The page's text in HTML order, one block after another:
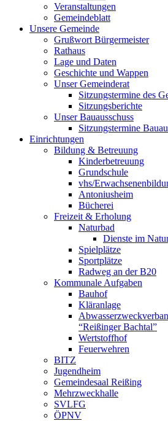
Veranstaltungen
Gemeindeblatt
Unsere Gemeinde
Grußwort Bürgermeister
Rathaus
Lage und Daten
Geschichte und Wappen
Unser Gemeinderat
Sitzungstermine des
Sitzungsberichte
Unser Bauausschuss
Sitzungstermine
Einrichtungen
Bildung & Betreuung
Kinderbetreuung
Grundschule
vhs/
Antoniusheim
Bücherei
Freizeit & Erholung
Naturbad
Dienste im
Spielplätze
Sportplätze
Radweg an der B20
Kommunale Aufgaben
Bauhof
Kläranlage
“Reißinger Bachtal”
Wertstoffhof
Feuerwehren
BITZ
Jugendheim
Gemeindesaal Reißing
Mehrzweckhalle
SVLFG
ÖPNV